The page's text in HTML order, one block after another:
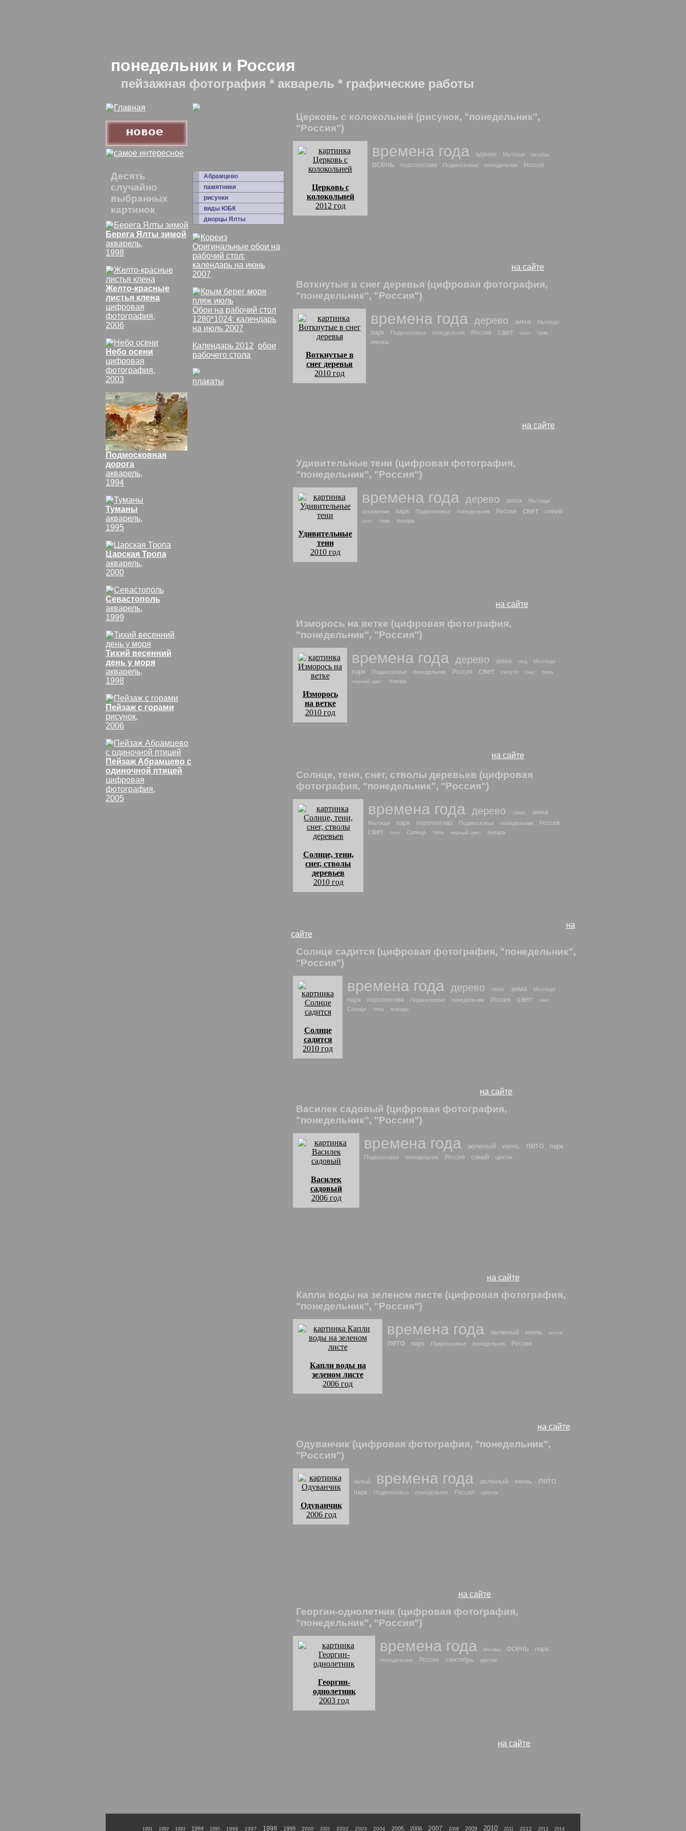
понедельник и Россия
пейзажная фотография * акварель * графические работы
Десять
случайно
выбранных
картинок
Берега Ялты зимой
акварель,
1998
Желто-красные
листья клена
цифровая
фотография,
2006
Небо осени
цифровая
фотография,
2003
Подмосковная
дорога
акварель,
1994
Туманы
акварель,
1995
Царская Тропа
акварель,
2000
Севастополь
акварель,
1999
Тихий весенний
день у моря
акварель,
1998
Пейзаж с горами
рисунок,
2006
Пейзаж Абрамцево с
одиночной птицей
цифровая
фотография,
2005
Абрамцево
памятники
рисунки
виды ЮБК
дворцы Ялты
Оригинальные обои на
рабочий стол:
календарь на июнь
2007
Обои на рабочий стол
1280*1024: календарь
на июль 2007
Календарь 2012 обои
рабочего стола
плакаты
Церковь с колокольней (рисунок, "понедельник",
"Россия")
Церковь с
колокольней
2012 год
времена года здание Мытищи октябрь
осень перспектива Подмосковье понедельник Россия
на сайте
Воткнутые в снег деревья (цифровая фотография,
"понедельник", "Россия")
Воткнутые в
снег деревья
2010 год
времена года дерево зима Мытищи
парк Подмосковье понедельник Россия свет снег
тень
январь
на сайте
Удивительные тени (цифровая фотография,
"понедельник", "Россия")
Удивительные
тени
2010 год
времена года дерево зима
Мытищи
отражение
парк Подмосковье понедельник Россия свет синий
снег тень январь
на сайте
Изморось на ветке (цифровая фотография,
"понедельник", "Россия")
Изморось
на ветке
2010 год
времена года дерево зима лед Мытищи
парк Подмосковье понедельник Россия свет силуэт снег тень
черный цвет январь
на сайте
Солнце, тени, снег, стволы деревьев (цифровая
фотография, "понедельник", "Россия")
Солнце, тени,
снег, стволы
деревьев
2010 год
времена года дерево закат зима
Мытищи парк перспектива Подмосковье понедельник Россия
свет снег Солнце тень черный цвет январь
на
сайте
Солнце садится (цифровая фотография, "понедельник",
"Россия")
Солнце
садится
2010 год
времена года дерево закат зима Мытищи
парк перспектива Подмосковье понедельник Россия свет снег
Солнце тень январь
на сайте
Василек садовый (цифровая фотография,
"понедельник", "Россия")
Василек
садовый
2006 год
времена года зеленый июнь лето парк
Подмосковье понедельник Россия синий цветок
на сайте
Капли воды на зеленом листе (цифровая фотография,
"понедельник", "Россия")
Капли воды на
зеленом листе
2006 год
времена года зеленый июнь капля
лето парк Подмосковье понедельник Россия
на сайте
Одуванчик (цифровая фотография, "понедельник",
"Россия")
Одуванчик
2006 год
белый времена года зеленый июнь лето
парк Подмосковье понедельник Россия цветок
на сайте
Георгин-однолетник (цифровая фотография,
"понедельник", "Россия")
Георгин-
однолетник
2003 год
времена года Москва осень парк
понедельник Россия сентябрь цветок
на сайте
1991 1992 1993 1994 1995 1996 1997 1998 1999 2000 2001 2002 2003 2004 2005 2006 2007 2008 2009 2010 2011 2012 2013 2014